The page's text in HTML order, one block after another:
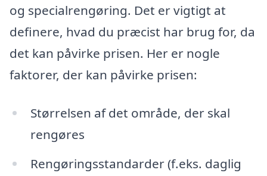
og specialrengøring. Det er vigtigt at
definere, hvad du præcist har brug for, da
det kan påvirke prisen. Her er nogle
faktorer, der kan påvirke prisen:
Størrelsen af det område, der skal
rengøres
Rengøringsstandarder (f.eks. daglig